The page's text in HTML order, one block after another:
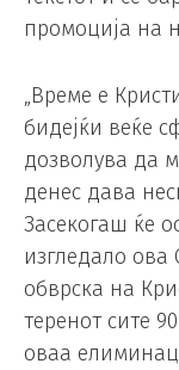
промоција на
„Време е
бидејќи веќе
дозволува да
денес дава
Засекогаш ќе
изгледало ова
обврска на
теренот сите
оваа